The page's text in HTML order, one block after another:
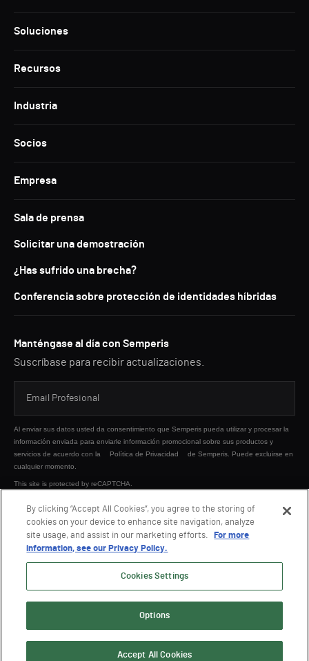
Soluciones
Recursos
Industria
Socios
Empresa
Sala de prensa
Solicitar una demostración
¿Has sufrido una brecha?
Conferencia sobre protección de identidades híbridas
Manténgase al día con Semperis
Suscríbase para recibir actualizaciones.
Al enviar sus datos usted da consentimiento que Semperis pueda utilizar y procesar la
información enviada para enviarle información promocional sobre sus productos y
servicios de acuerdo con la
Política de Privacidad
de Semperis. Puede excluirse en
cualquier momento.
This site is protected by reCAPTCHA.
ENVIAR
© 2026 Semperis. Todos los derechos reservados.
Política de privacidad
Condiciones de uso
By clicking “Accept All Cookies”, you agree to the storing of
cookies on your device to enhance site navigation, analyze
site usage, and assist in our marketing efforts.
For more
information, see our Privacy Policy.
Cookies Settings
Options
Accept All Cookies